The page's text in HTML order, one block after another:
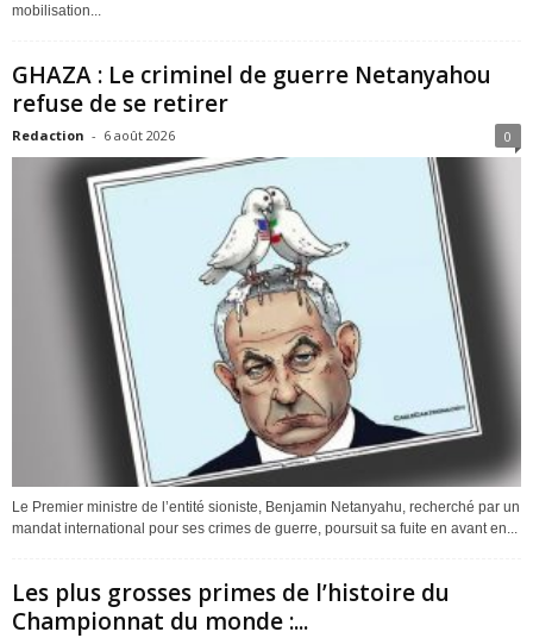
mobilisation...
GHAZA : Le criminel de guerre Netanyahou
refuse de se retirer
Redaction - 6 août 2026 0
Le Premier ministre de l’entité sioniste, Benjamin Netanyahu, recherché par un
mandat international pour ses crimes de guerre, poursuit sa fuite en avant en...
Les plus grosses primes de l’histoire du
Championnat du monde :...